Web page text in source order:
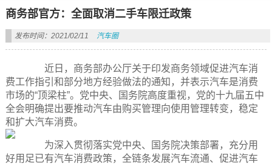
商务部官方：全面取消二手车限迁政策
发布时间：2021/02/11 汽车圈
近日，商务部办公厅关于印发商务领域促进汽车消
费工作指引和部分地方经验做法的通知，并表示汽车是消费
市场的“顶梁柱”。党中央、国务院高度重视，党的十九届五中
全会明确提出要推动汽车由购买管理向使用管理转变，稳定
和扩大汽车消费。
为深入贯彻落实党中央、国务院决策部署，充分用
好用足已有汽车消费政策，全链条发展汽车流通、促进汽车